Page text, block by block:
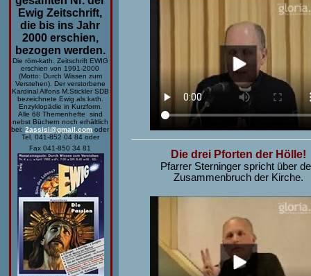
Ewig Zeitschrift,
die bis ins Jahr
2000 erschien,
bezogen werden.
Die röm-kath. Zeitschrift EWIG
erschien von 1991-2000
(Motto: Durch Wissen zum
Verstehen). Der verstorbene
Kardinal Alfons M.Stickler SDB
bezeichnete Ewig als kath.
Enzyklopädie in Kurzform.
Alle 68 Themenhefte sind
nebst Büchern noch erhältlich
bei:2assisi@gmail.com oder
Tel. 041-852 04 84 oder
Fax 041-850 34 81
Die drei Pforten der Hölle!
Pfarrer Sterninger spricht über
Zusammenbruch der Kirche.